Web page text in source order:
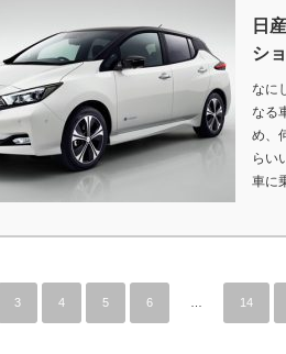
日
シ
なに
なる
め、
らい
車に
3 4 5 6 14